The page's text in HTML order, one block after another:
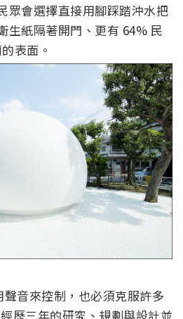
眾會選擇直接用腳踩踏沖水把
生紙隔著開門、更有 64% 民
表面。
音來控制，也必須克服許多
歷三年的研究、規劃與設計並